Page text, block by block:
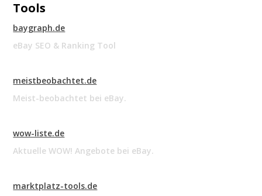
Tools
baygraph.de
eBay SEO & Ranking Tool
meistbeobachtet.de
Meist-beobachtet bei eBay.
wow-liste.de
Aktuelle WOW! Angebote bei eBay.
marktplatz-tools.de